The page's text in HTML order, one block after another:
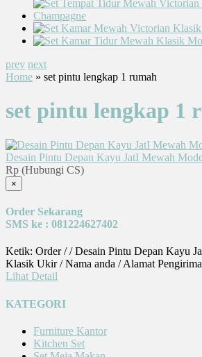
prev next
Home » set pintu lengkap 1 rumah
set pintu lengkap 1
Desain Pintu Depan Kayu JatI Mewah
Rp (Hubungi CS)
×
Order Sekarang
SMS ke : 081224627402
Ketik: Order / / Desain Pintu Depan Kayu
Klasik Ukir / Nama anda / Alamat
Lihat Detail
KATEGORI
Furniture Kantor
Kitchen Set